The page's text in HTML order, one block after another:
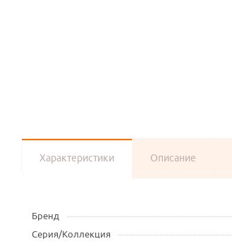
Характеристики Описание
Бренд
Серия/Коллекция